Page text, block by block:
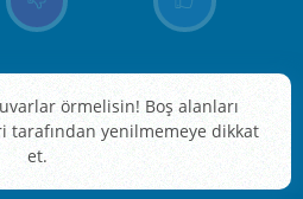
örmelisin! Boş alanları
yenilmemeye dikkat
et.